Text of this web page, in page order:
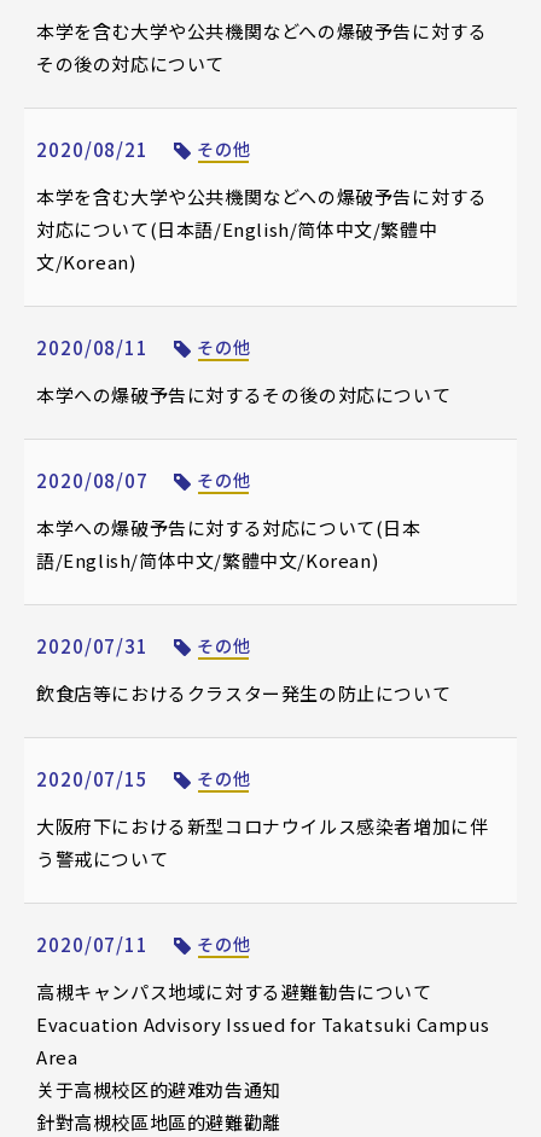
本学を含む大学や公共機関などへの爆破予告に対する
その後の対応について
2020/08/21 その他
本学を含む大学や公共機関などへの爆破予告に対する
対応について(日本語/English/简体中文/繁體中
文/Korean)
2020/08/11 その他
本学への爆破予告に対するその後の対応について
2020/08/07 その他
本学への爆破予告に対する対応について(日本
語/English/简体中文/繁體中文/Korean)
2020/07/31 その他
飲食店等におけるクラスター発生の防止について
2020/07/15 その他
大阪府下における新型コロナウイルス感染者増加に伴
う警戒について
2020/07/11 その他
高槻キャンパス地域に対する避難勧告について
Evacuation Advisory Issued for Takatsuki Campus
Area
关于高槻校区的避难劝告通知
針對高槻校區地區的避難勸離